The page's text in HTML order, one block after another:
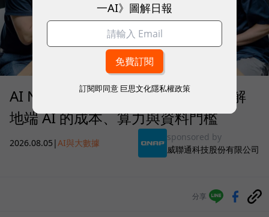
AI NAS 何時才值得部署？QNAP 拆解
地端 AI 的成本、算力與資料門檻
2026.08.05 |AI與大數據
sponsored by
威聯通科技股份有限公司
分享
一AI》圖解日報
訂閱即同意 巨思文化隱私權政策